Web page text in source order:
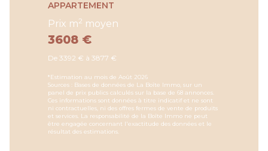
APPARTEMENT
Prix m2 moyen
3608 €
De 3392 € à 3877 €
*Estimation au mois de Août 2026
Sources : Bases de données de La Boîte Immo, sur un
panel de prix publics calculés sur la base de 68 annonces.
Ces informations sont données à titre indicatif et ne sont
ni contractuelles, ni des offres fermes de vente de produits
et services. La responsabilité de la Boîte Immo ne peut
être engagée concernant l'exactitude des données et le
résultat des estimations.